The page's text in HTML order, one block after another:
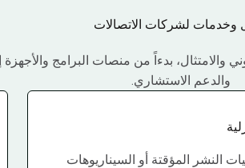
وخدمات لشركات الاتصالات
بدءاً من منصات البرامج والأجهزة
والدعم الاستشاري.
النشر المؤقتة أو السيناريوهات